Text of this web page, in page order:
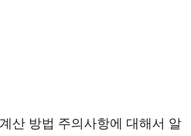
산 방법 주의사항에 대해서 알